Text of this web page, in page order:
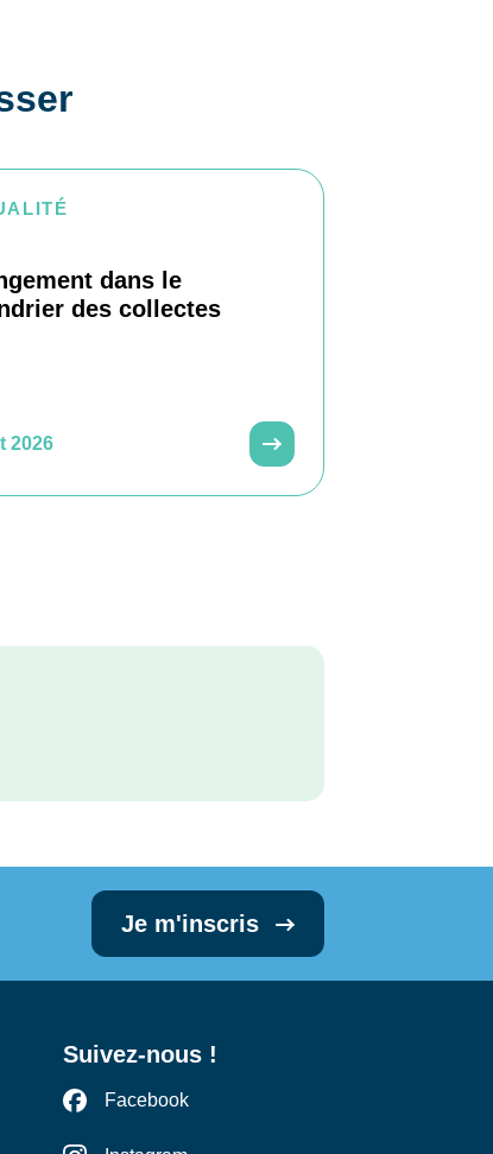
dans le
des collectes
2026
Je m'inscris
Suivez-nous !
Facebook